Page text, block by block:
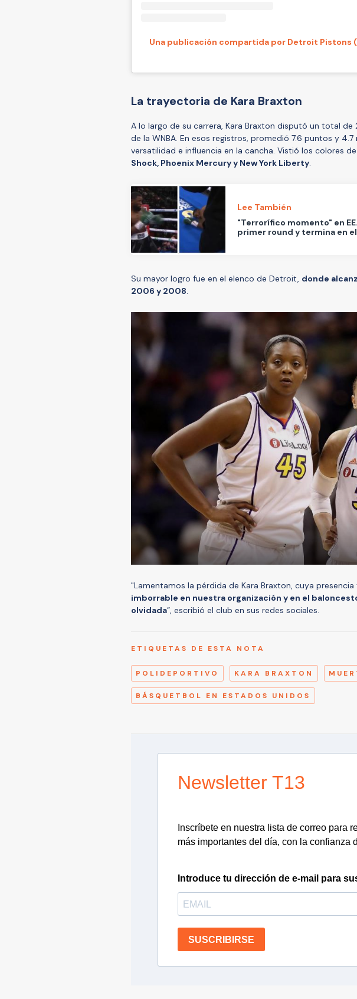
Una publicación compartida por Detroit
La trayectoria de Kara Braxton
A lo largo de su carrera, Kara Braxton disputó un total
de la WNBA. En esos registros, promedió 7.6 puntos y
versatilidad e influencia en la cancha. Vistió los colores
Shock, Phoenix Mercury y New York Liberty.
Lee También
"Terrorífico momento" en
primer round y termina en
Su mayor logro fue en el elenco de Detroit, donde
2006 y 2008.
"Lamentamos la pérdida de Kara Braxton, cuya presencia
imborrable en nuestra organización y en el
olvidada”, escribió el club en sus redes sociales.
ETIQUETAS DE ESTA NOTA
POLIDEPORTIVO KARA BRAXTON
BÁSQUETBOL EN ESTADOS UNIDOS
Newsletter T13
Inscríbete en nuestra lista de correo para
más importantes del día, con la confianza
Introduce tu dirección de e-mail para
SUSCRIBIRSE